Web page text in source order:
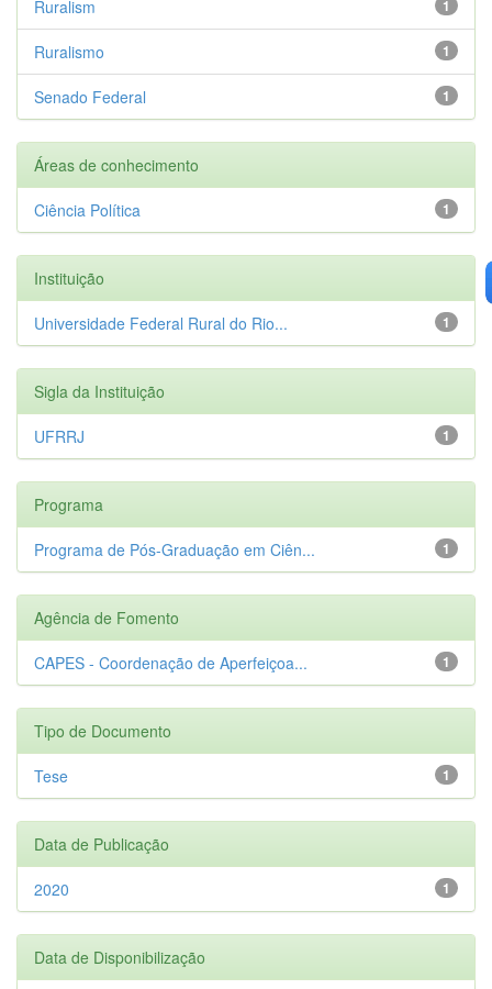
1
Ruralism
1
Ruralismo
1
Senado Federal
Áreas de conhecimento
1
Ciência Política
Instituição
1
Universidade Federal Rural do Rio...
Sigla da Instituição
1
UFRRJ
Programa
1
Programa de Pós-Graduação em Ciên...
Agência de Fomento
1
CAPES - Coordenação de Aperfeiçoa...
Tipo de Documento
1
Tese
Data de Publicação
1
2020
Data de Disponibilização